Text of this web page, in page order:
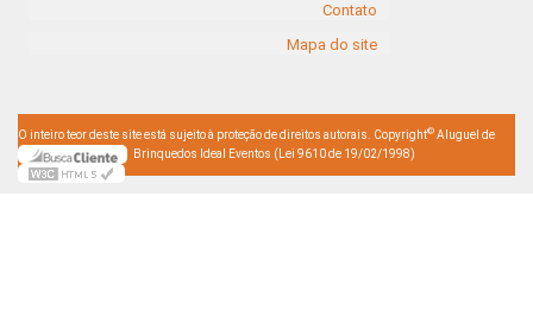
Contato
Mapa do site
O inteiro teor deste site está sujeito à proteção de direitos autorais. Copyright© Aluguel de
Brinquedos Ideal Eventos (Lei 9610 de 19/02/1998)